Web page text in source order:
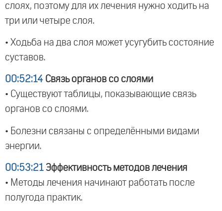
слоях, поэтому для их лечения нужно ходить на
три или четыре слоя.
• Ходьба на два слоя может усугубить состояние
суставов.
00:52:14 Связь органов со слоями
• Существуют таблицы, показывающие связь
органов со слоями.
• Болезни связаны с определёнными видами
энергии.
00:53:21 Эффективность методов лечения
• Методы лечения начинают работать после
полугода практик.